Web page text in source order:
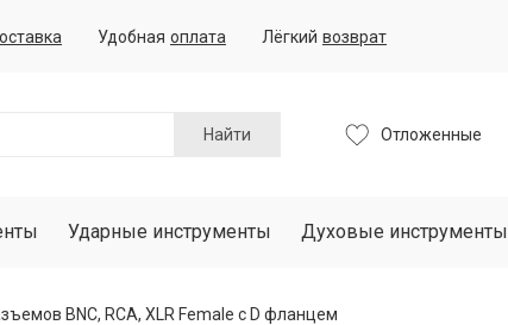
Удобная оплата Лёгкий возврат
Найти Отложенные
Ударные инструменты Духовые инструменты
BNC, RCA, XLR Female c D фланцем